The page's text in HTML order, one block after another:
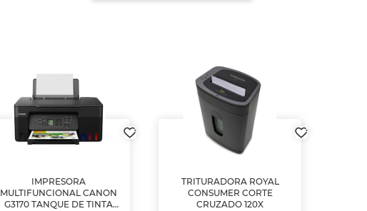
IMPRESORA
MULTIFUNCIONAL CANON
G3170 TANQUE DE TINTA
TRITURADORA ROYAL
CONSUMER CORTE
CRUZADO 120X